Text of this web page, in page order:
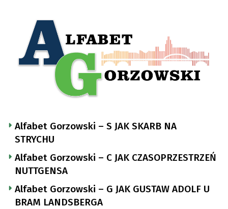
Alfabet Gorzowski – S JAK SKARB NA
STRYCHU
Alfabet Gorzowski – C JAK CZASOPRZESTRZEŃ
NUTTGENSA
Alfabet Gorzowski – G JAK GUSTAW ADOLF U
BRAM LANDSBERGA